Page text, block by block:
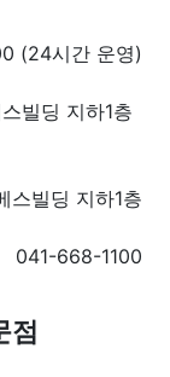
(24시간 운영)
빌딩 지하1층
스빌딩 지하1층
041-668-1100
점